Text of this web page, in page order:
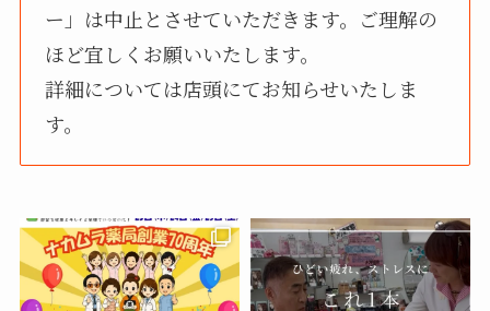
ー」は中止とさせていただきます。ご理解の
ほど宜しくお願いいたします。
詳細については店頭にてお知らせいたしま
す。